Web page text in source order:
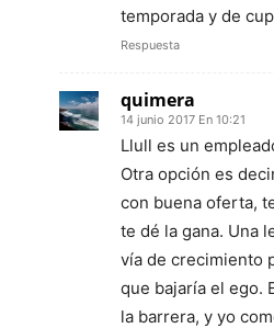
temporada y de
Respuesta
quimera
14 junio 2017 En 10:21
Llull es un
Otra opción es
con buena oferta,
te dé la gana. Una
vía de crecimiento
que bajaría el ego.
la barrera, y yo